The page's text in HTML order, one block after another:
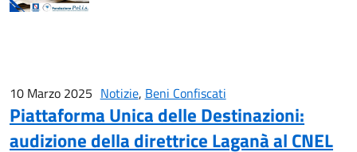
10 Marzo 2025 Notizie, Beni Confiscati
Piattaforma Unica delle Destinazioni:
audizione della direttrice Laganà al CNEL